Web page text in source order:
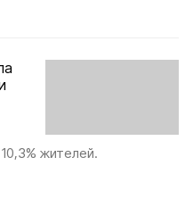
жителей.